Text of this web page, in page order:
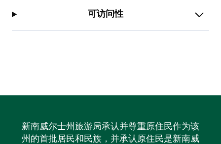
可访问性
新南威尔士州旅游局承认并尊重原住民作为该
州的首批居民和民族，并承认原住民是新南威